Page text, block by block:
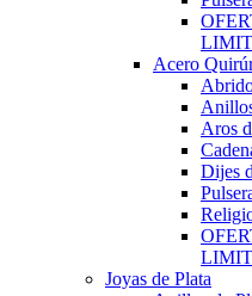
Acero
Aros
Dijes
Joyas de Plata